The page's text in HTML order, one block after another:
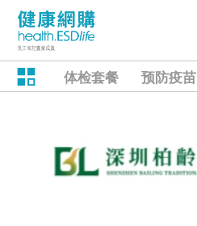
体检套餐 预防疫苗